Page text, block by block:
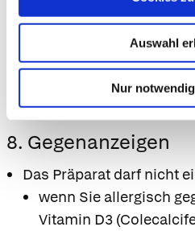
Auswahl
Nur
Calciumresorption
8. Gegenanzeigen
Das Präparat darf nicht
wenn Sie allergisch
Vitamin D3